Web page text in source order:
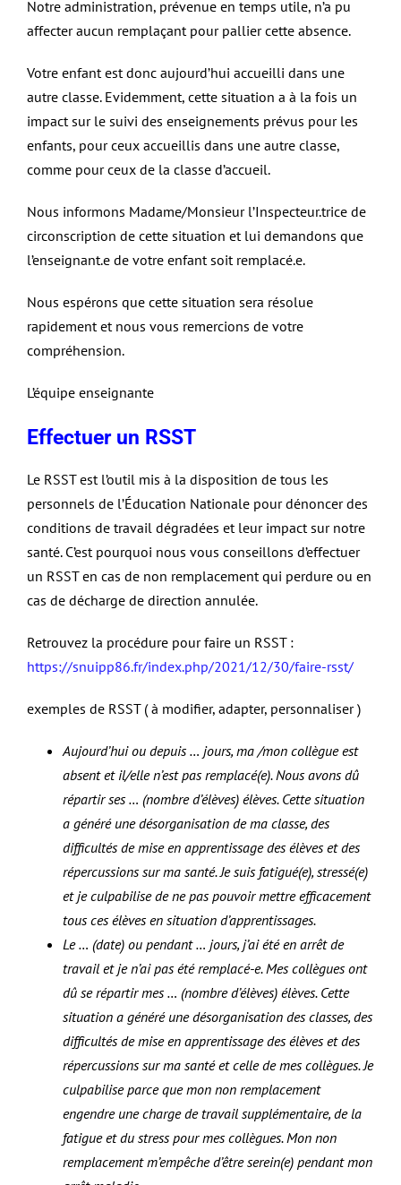
Notre administration, prévenue en temps utile, n’a pu
affecter aucun remplaçant pour pallier cette absence.
Votre enfant est donc aujourd’hui accueilli dans une
autre classe. Evidemment, cette situation a à la fois un
impact sur le suivi des enseignements prévus pour les
enfants, pour ceux accueillis dans une autre classe,
comme pour ceux de la classe d’accueil.
Nous informons Madame/Monsieur l’Inspecteur.trice de
circonscription de cette situation et lui demandons que
l’enseignant.e de votre enfant soit remplacé.e.
Nous espérons que cette situation sera résolue
rapidement et nous vous remercions de votre
compréhension.
L’équipe enseignante
Effectuer un RSST
Le RSST est l’outil mis à la disposition de tous les
personnels de l’Éducation Nationale pour dénoncer des
conditions de travail dégradées et leur impact sur notre
santé. C’est pourquoi nous vous conseillons d’effectuer
un RSST en cas de non remplacement qui perdure ou en
cas de décharge de direction annulée.
Retrouvez la procédure pour faire un RSST :
https://snuipp86.fr/index.php/2021/12/30/faire-rsst/
exemples de RSST ( à modifier, adapter, personnaliser )
Aujourd’hui ou depuis … jours, ma /mon collègue est
absent et il/elle n’est pas remplacé(e). Nous avons dû
répartir ses … (nombre d’élèves) élèves. Cette situation
a généré une désorganisation de ma classe, des
difficultés de mise en apprentissage des élèves et des
répercussions sur ma santé. Je suis fatigué(e), stressé(e)
et je culpabilise de ne pas pouvoir mettre efficacement
tous ces élèves en situation d’apprentissages.
Le … (date) ou pendant … jours, j’ai été en arrêt de
travail et je n’ai pas été remplacé-e. Mes collègues ont
dû se répartir mes … (nombre d’élèves) élèves. Cette
situation a généré une désorganisation des classes, des
difficultés de mise en apprentissage des élèves et des
répercussions sur ma santé et celle de mes collègues. Je
culpabilise parce que mon non remplacement
engendre une charge de travail supplémentaire, de la
fatigue et du stress pour mes collègues. Mon non
remplacement m’empêche d’être serein(e) pendant mon